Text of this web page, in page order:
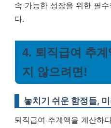
속 가능한 성장을 위한 필
다.
4. 퇴직급여 추
지 않으려면!
놓치기 쉬운 함정들, 미
퇴직급여 추계액을 계산하